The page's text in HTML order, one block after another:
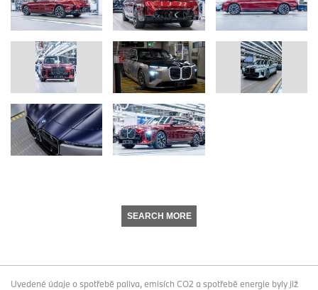
SEARCH MORE
Uvedené údaje o spotřebě paliva, emisích CO2 a spotřebě energie byly již